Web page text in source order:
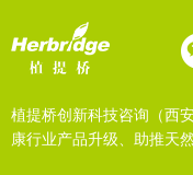
植提桥创新科技咨询（西
康行业产品升级、助推天